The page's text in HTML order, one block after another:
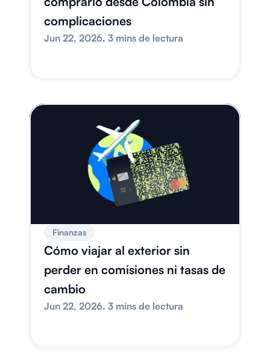
complicaciones
Jun 22, 2026. 3 mins de lectura
Finanzas
Cómo viajar al exterior sin
perder en comisiones ni tasas de
cambio
Jun 22, 2026. 3 mins de lectura